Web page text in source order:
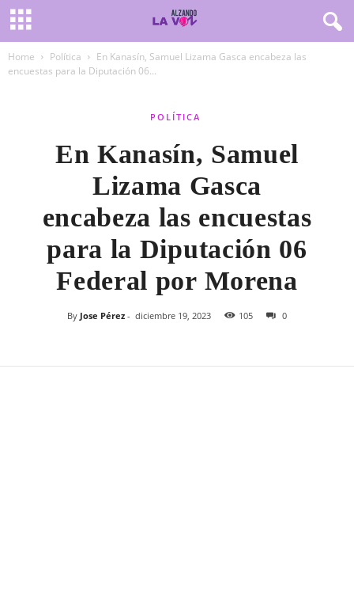
Home Política
En Kanasín, Samuel Lizama Gasca encabeza las
encuestas para la Diputación 06...
POLÍTICA
En Kanasín, Samuel
Lizama Gasca
encabeza las encuestas
para la Diputación 06
Federal por Morena
By Jose Pérez - diciembre 19, 2023 105 0